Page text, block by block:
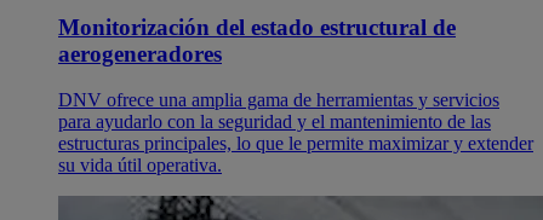
Monitorización del estado estructural de
aerogeneradores
DNV ofrece una amplia gama de herramientas y servicios
para ayudarlo con la seguridad y el mantenimiento de las
estructuras principales, lo que le permite maximizar y extender
su vida útil operativa.